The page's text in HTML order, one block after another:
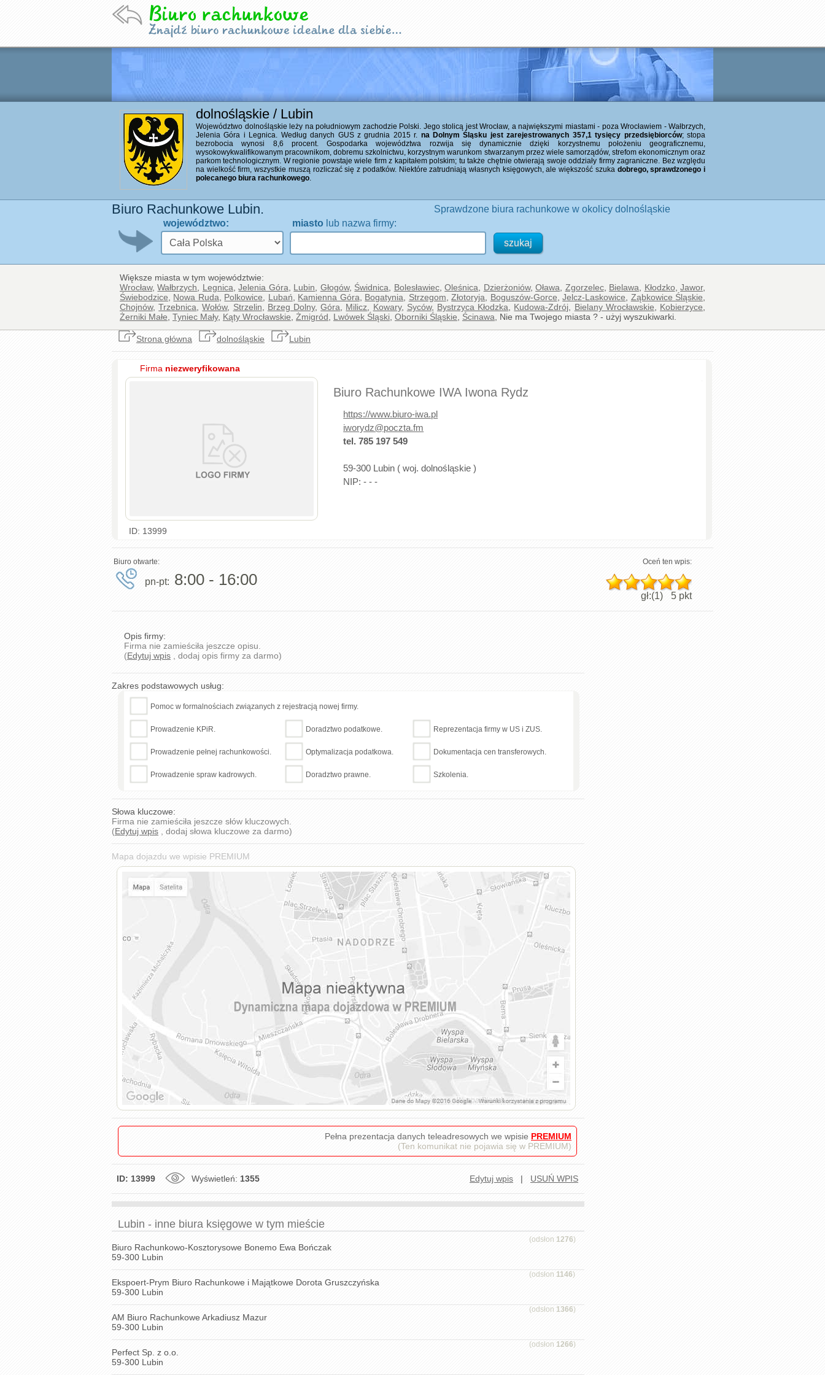
dolnośląskie / Lubin
Województwo dolnośląskie leży na południowym zachodzie Polski. Jego stolicą jest Wrocław, a największymi miastami - poza Wrocławiem - Wałbrzych,
Jelenia Góra i Legnica. Według danych GUS z grudnia 2015 r. na Dolnym Śląsku jest zarejestrowanych 357,1 tysięcy przedsiębiorców; stopa
bezrobocia wynosi 8,6 procent. Gospodarka województwa rozwija się dynamicznie dzięki korzystnemu położeniu geograficznemu,
wysokowykwalifikowanym pracownikom, dobremu szkolnictwu, korzystnym warunkom stwarzanym przez wiele samorządów, strefom ekonomicznym oraz
parkom technologicznym. W regionie powstaje wiele firm z kapitałem polskim; tu także chętnie otwierają swoje oddziały firmy zagraniczne. Bez względu
na wielkość firm, wszystkie muszą rozliczać się z podatków. Niektóre zatrudniają własnych księgowych, ale większość szuka dobrego, sprawdzonego i
polecanego biura rachunkowego.
Biuro Rachunkowe Lubin.
Sprawdzone biura rachunkowe w okolicy dolnośląskie
województwo:
miasto lub nazwa firmy:
Większe miasta w tym województwie:
Wrocław,Wałbrzych Legnica ,Jelenia Góra Lubin Głogów, Świdnica Bolesławiec,Oleśnica Dzierżoniów,Oława Zgorzelec, Bielawa Kłodzko ,Jawor,
Świebodzice
Nowa Ruda Polkowice Lubań Kamienna Góra Bogatynia Strzegom ,Złotoryja Boguszów-Gorce ,Jelcz-Laskowice Ząbkowice Śląskie
Chojnów,Trzebnica ,Wołów, Strzelin Brzeg Dolny,Góra Milicz Kowary, Syców, Bystrzyca Kłodzka Kudowa-Zdrój Bielany Wrocławskie Kobierzyce
Żerniki Małe Tyniec Mały, Kąty Wrocławskie Żmigród Lwówek Śląski Oborniki Śląskie Ścinawa , Nie ma Twojego miasta ? - użyj wyszukiwarki.
Strona główna dolnośląskie Lubin
Firma niezweryfikowana
ID: 13999
Biuro Rachunkowe IWA Iwona Rydz
https://www.biuro-iwa.pl
iworydz@poczta.fm
tel. 785 197 549
59-300 Lubin ( woj. dolnośląskie )
NIP: - - -
Biuro otwarte:
pn-pt: 8:00 - 16:00
Oceń ten wpis:
gł:(1) 5 pkt
Opis firmy:
Firma nie zamieściła jeszcze opisu.
(Edytuj wpis , dodaj opis firmy za darmo)
Zakres podstawowych usług:
Pomoc w formalnościach związanych z rejestracją nowej firmy.
Prowadzenie KPiR. Doradztwo podatkowe. Reprezentacja firmy w US i ZUS.
Prowadzenie pełnej rachunkowości. Optymalizacja podatkowa. Dokumentacja cen transferowych.
Prowadzenie spraw kadrowych. Doradztwo prawne. Szkolenia.
Słowa kluczowe:
Firma nie zamieściła jeszcze słów kluczowych.
(Edytuj wpis , dodaj słowa kluczowe za darmo)
Mapa dojazdu we wpisie PREMIUM
Pełna prezentacja danych teleadresowych we wpisie PREMIUM
(Ten komunikat nie pojawia się w PREMIUM)
ID: 13999 Wyświetleń: 1355 Edytuj wpis | USUŃ WPIS
Lubin - inne biura księgowe w tym mieście
(odsłon 1276)
Biuro Rachunkowo-Kosztorysowe Bonemo Ewa Bończak
59-300 Lubin
(odsłon 1146)
Ekspoert-Prym Biuro Rachunkowe i Majątkowe Dorota Gruszczyńska
59-300 Lubin
(odsłon 1366)
AM Biuro Rachunkowe Arkadiusz Mazur
59-300 Lubin
(odsłon 1266)
Perfect Sp. z o.o.
59-300 Lubin